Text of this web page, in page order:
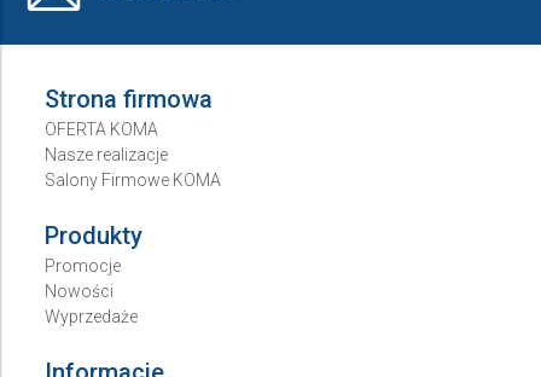
Strona firmowa
OFERTA KOMA
Nasze realizacje
Salony Firmowe KOMA
Produkty
Promocje
Nowości
Wyprzedaże